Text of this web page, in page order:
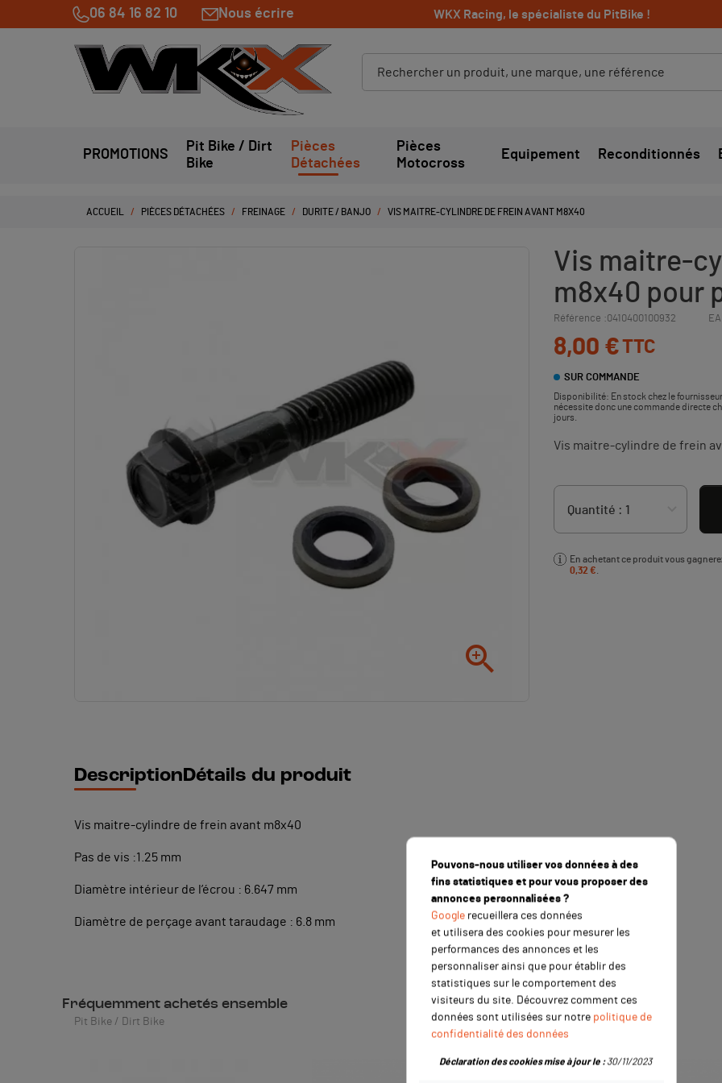
06 84 16 82 10 Nous écrire WKX Racing, le spécialiste du PitBike !
PROMOTIONS
Pit Bike / Dirt
Bike
Pièces
Détachées
Pièces
Motocross
Equipement Reconditionnés
ACCUEIL PIÈCES DÉTACHÉES FREINAGE DURITE / BANJO VIS MAITRE-CYLINDRE DE FREIN AVANT M8X40

Vis maitre-
m8x40 pour
Référence :0410400100932
8,00 €TTC
SUR COMMANDE
Disponibilité: En stock chez le
nécessite donc une commande directe
jours.
Vis maitre-cylindre de frein
En achetant ce produit vous
0,32 €
DescriptionDétails du produit
Vis maitre-cylindre de frein avant m8x40
Pas de vis :1.25 mm
Diamètre intérieur de l’écrou : 6.647 mm
Diamètre de perçage avant taraudage : 6.8 mm
Fréquemment achetés ensemble
Pit Bike / Dirt Bike
Pouvons-nous utiliser vos données à des
fins statistiques et pour vous proposer des
annonces personnalisées ?
Google recueillera ces données
et utilisera des cookies pour mesurer les
performances des annonces et les
personnaliser ainsi que pour établir des
statistiques sur le comportement des
visiteurs du site. Découvrez comment ces
données sont utilisées sur notre politique de
confidentialité des données
Déclaration des cookies mise à jour le :30/11/2023